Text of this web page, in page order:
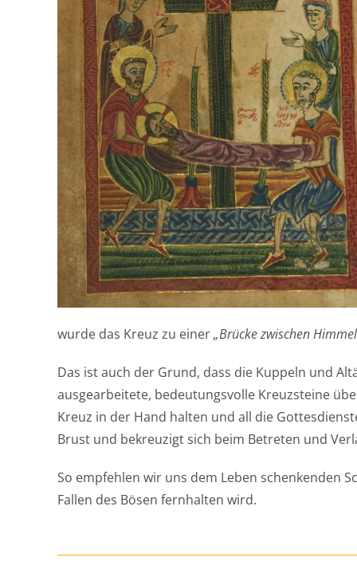
wurde das Kreuz zu einer„Brücke zwischen
Das ist auch der Grund, dass die Kuppeln und
ausgearbeitete, bedeutungsvolle Kreuzsteine
Kreuz in der Hand halten und all die
Brust und bekreuzigt sich beim Betreten und
So empfehlen wir uns dem Leben schenkenden
Fallen des Bösen fernhalten wird.